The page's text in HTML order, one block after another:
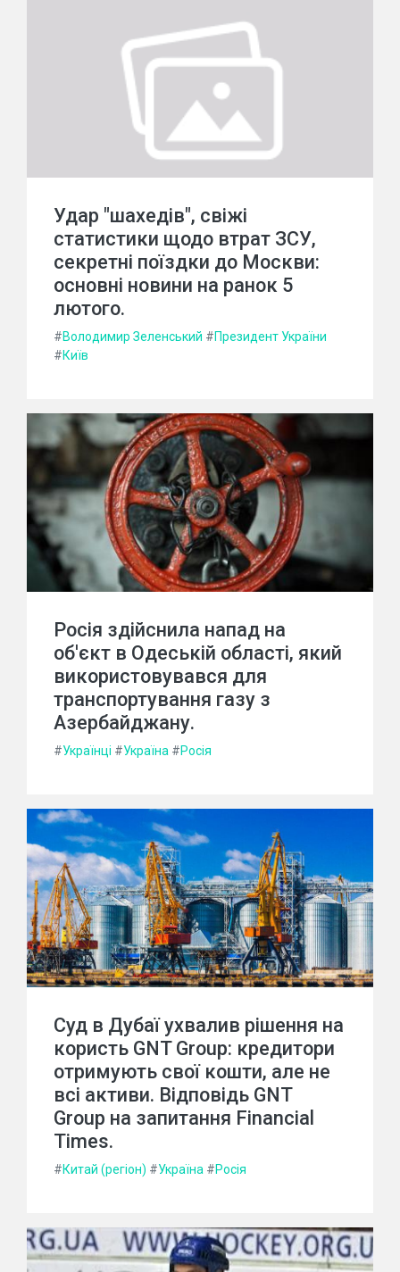
Удар "шахедів", свіжі
статистики щодо втрат ЗСУ,
секретні поїздки до Москви:
основні новини на ранок 5
лютого.
#Володимир Зеленський #Президент України
#Київ
Росія здійснила напад на
об'єкт в Одеській області, який
використовувався для
транспортування газу з
Азербайджану.
#Українці #Україна #Росія
Суд в Дубаї ухвалив рішення на
користь GNT Group: кредитори
отримують свої кошти, але не
всі активи. Відповідь GNT
Group на запитання Financial
Times.
#Китай (регіон) #Україна #Росія